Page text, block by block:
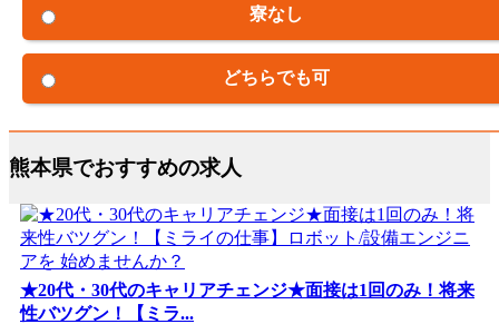
寮なし
どちらでも可
熊本県でおすすめの求人
★20代・30代のキャリアチェンジ★面接は1回のみ！将来
性バツグン！【ミラ...